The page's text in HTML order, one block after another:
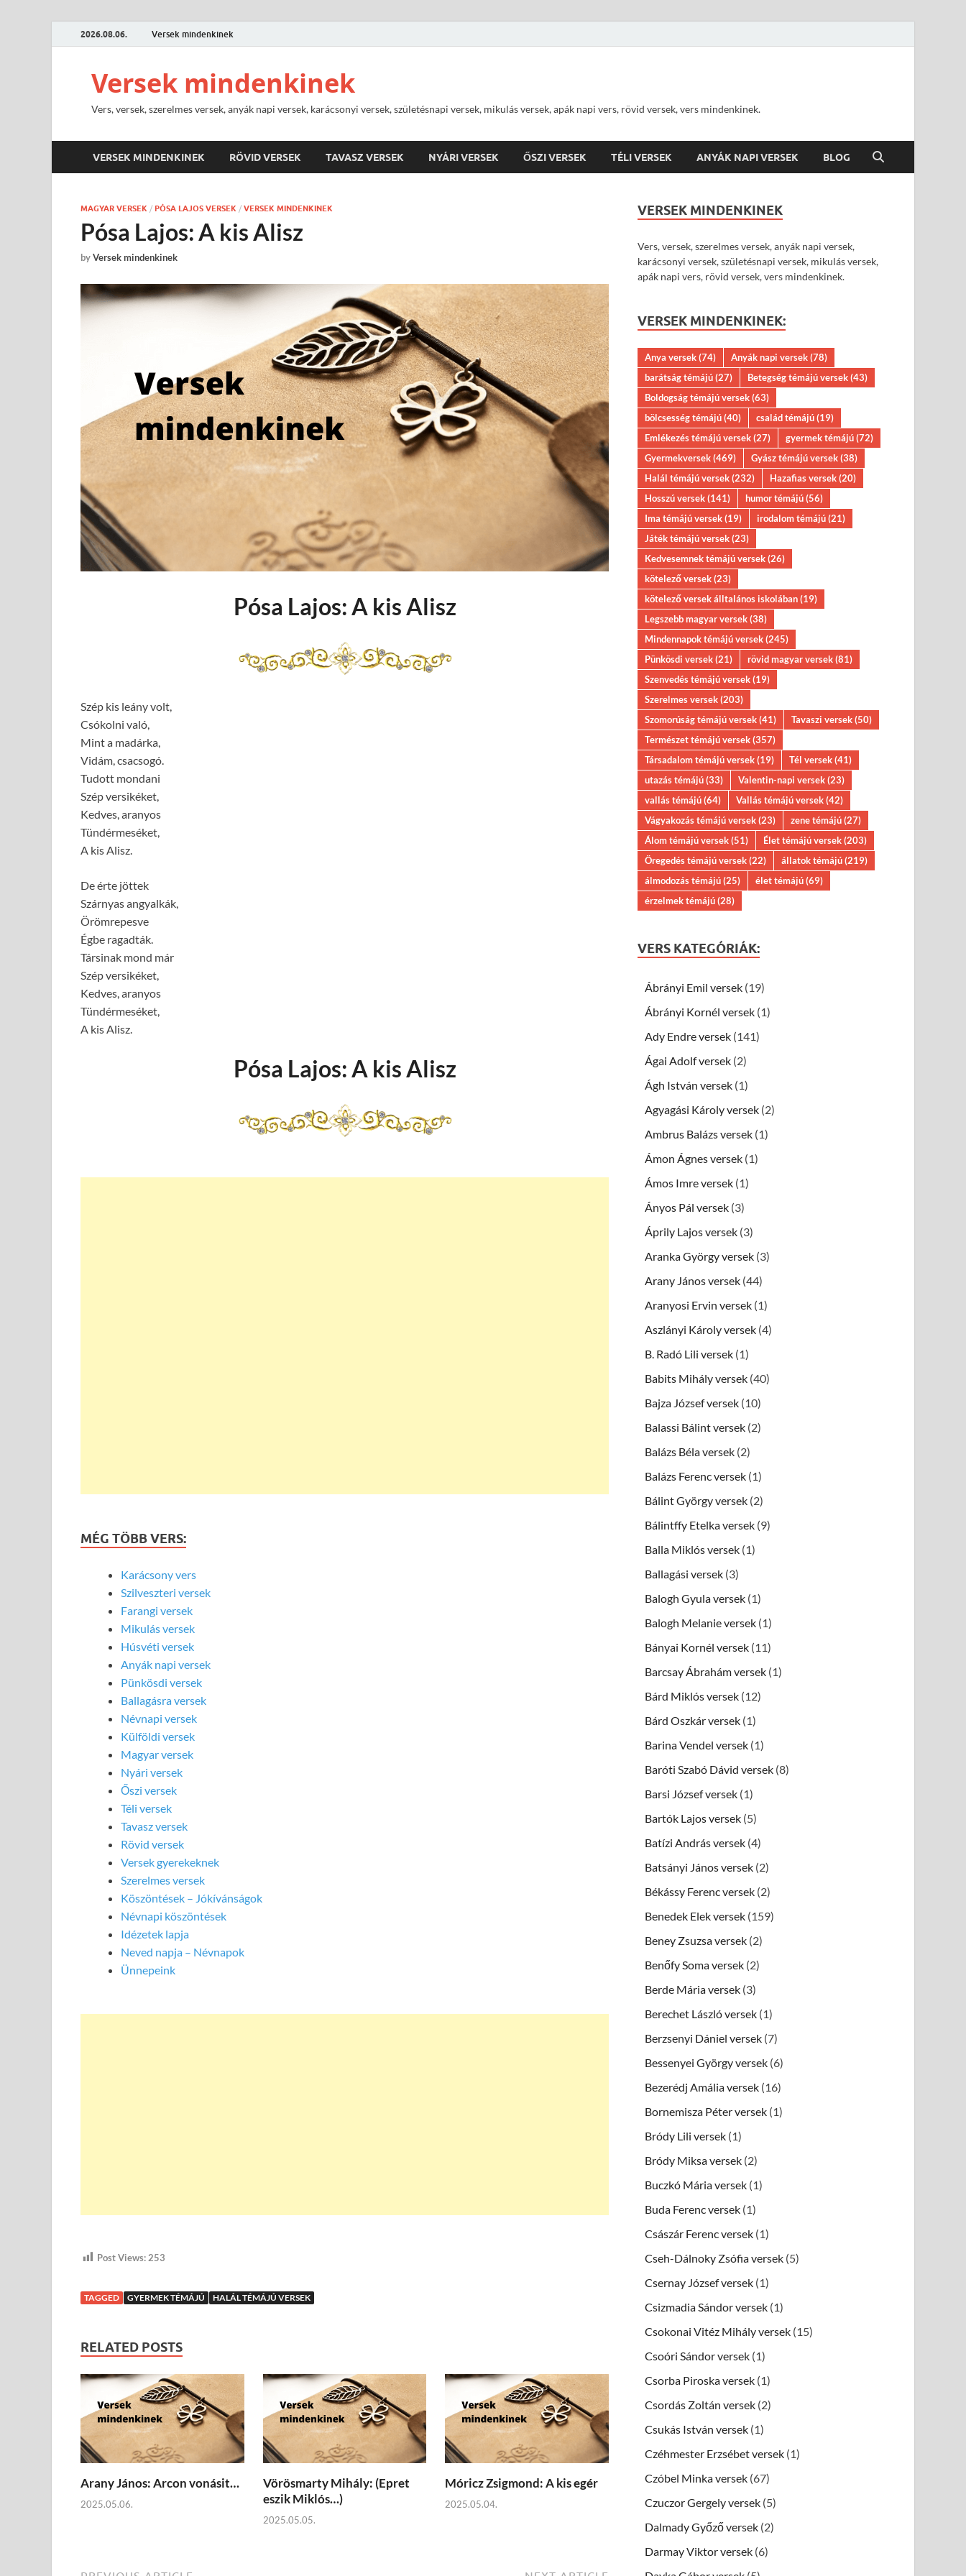
2026.08.06. Versek mindenkinek
Versek mindenkinek
Vers, versek, szerelmes versek, anyák napi versek, karácsonyi versek, születésnapi versek, mikulás versek, apák napi vers, rövid versek, vers mindenkinek.
VERSEK MINDENKINEK RÖVID VERSEK TAVASZ VERSEK NYÁRI VERSEK ŐSZI VERSEK TÉLI VERSEK ANYÁK NAPI VERSEK BLOG
MAGYAR VERSEK / PÓSA LAJOS VERSEK / VERSEK MINDENKINEK
Pósa Lajos: A kis Alisz
byVersek mindenkinek
Pósa Lajos: A kis Alisz
Szép kis leány volt,
Csókolni való,
Mint a madárka,
Vidám, csacsogó.
Tudott mondani
Szép versikéket,
Kedves, aranyos
Tündérmeséket,
A kis Alisz.
De érte jöttek
Szárnyas angyalkák,
Örömrepesve
Égbe ragadták.
Társinak mond már
Szép versikéket,
Kedves, aranyos
Tündérmeséket,
A kis Alisz.
Pósa Lajos: A kis Alisz
MÉG TÖBB VERS:
Karácsony vers
Szilveszteri versek
Farangi versek
Mikulás versek
Húsvéti versek
Anyák napi versek
Pünkösdi versek
Ballagásra versek
Névnapi versek
Külföldi versek
Magyar versek
Nyári versek
Őszi versek
Téli versek
Tavasz versek
Rövid versek
Versek gyerekeknek
Szerelmes versek
Köszöntések – Jókívánságok
Névnapi köszöntések
Idézetek lapja
Neved napja – Névnapok
Ünnepeink
Post Views: 253
TAGGED GYERMEK TÉMÁJÚ HALÁL TÉMÁJÚ VERSEK
RELATED POSTS
Arany János: Arcon vonásit…
2025.05.06.
Vörösmarty Mihály: (Epret
eszik Miklós…)
2025.05.05.
Móricz Zsigmond: A kis egér
2025.05.04.
VERSEK MINDENKINEK
Vers, versek, szerelmes versek, anyák napi versek,
karácsonyi versek, születésnapi versek, mikulás versek,
apák napi vers, rövid versek, vers mindenkinek.
VERSEK MINDENKINEK:
Anya versek(74) Anyák napi versek(78)
barátság témájú(27) Betegség témájú versek(43)
Boldogság témájú versek(63)
bölcsesség témájú(40) család témájú(19)
Emlékezés témájú versek(27) gyermek témájú(72)
Gyermekversek(469) Gyász témájú versek(38)
Halál témájú versek(232) Hazafias versek(20)
Hosszú versek(141) humor témájú(56)
Ima témájú versek(19) irodalom témájú(21)
Játék témájú versek(23)
Kedvesemnek témájú versek(26)
kötelező versek(23)
kötelező versek álltalános iskolában(19)
Legszebb magyar versek(38)
Mindennapok témájú versek(245)
Pünkösdi versek(21) rövid magyar versek(81)
Szenvedés témájú versek(19)
Szerelmes versek(203)
Szomorúság témájú versek(41) Tavaszi versek(50)
Természet témájú versek(357)
Társadalom témájú versek(19) Tél versek(41)
utazás témájú(33) Valentin-napi versek(23)
vallás témájú(64) Vallás témájú versek(42)
Vágyakozás témájú versek(23) zene témájú(27)
Álom témájú versek(51) Élet témájú versek(203)
Öregedés témájú versek(22) állatok témájú(219)
álmodozás témájú(25) élet témájú(69)
érzelmek témájú(28)
VERS KATEGÓRIÁK:
Ábrányi Emil versek (19)
Ábrányi Kornél versek (1)
Ady Endre versek (141)
Ágai Adolf versek (2)
Ágh István versek (1)
Agyagási Károly versek (2)
Ambrus Balázs versek (1)
Ámon Ágnes versek (1)
Ámos Imre versek (1)
Ányos Pál versek (3)
Áprily Lajos versek (3)
Aranka György versek (3)
Arany János versek (44)
Aranyosi Ervin versek (1)
Aszlányi Károly versek (4)
B. Radó Lili versek (1)
Babits Mihály versek (40)
Bajza József versek (10)
Balassi Bálint versek (2)
Balázs Béla versek (2)
Balázs Ferenc versek (1)
Bálint György versek (2)
Bálintffy Etelka versek (9)
Balla Miklós versek (1)
Ballagási versek (3)
Balogh Gyula versek (1)
Balogh Melanie versek (1)
Bányai Kornél versek (11)
Barcsay Ábrahám versek (1)
Bárd Miklós versek (12)
Bárd Oszkár versek (1)
Barina Vendel versek (1)
Baróti Szabó Dávid versek (8)
Barsi József versek (1)
Bartók Lajos versek (5)
Batízi András versek (4)
Batsányi János versek (2)
Békássy Ferenc versek (2)
Benedek Elek versek (159)
Beney Zsuzsa versek (2)
Benőfy Soma versek (2)
Berde Mária versek (3)
Berechet László versek (1)
Berzsenyi Dániel versek (7)
Bessenyei György versek (6)
Bezerédj Amália versek (16)
Bornemisza Péter versek (1)
Bródy Lili versek (1)
Bródy Miksa versek (2)
Buczkó Mária versek (1)
Buda Ferenc versek (1)
Császár Ferenc versek (1)
Cseh-Dálnoky Zsófia versek (5)
Csernay József versek (1)
Csizmadia Sándor versek (1)
Csokonai Vitéz Mihály versek (15)
Csoóri Sándor versek (1)
Csorba Piroska versek (1)
Csordás Zoltán versek (2)
Csukás István versek (1)
Czéhmester Erzsébet versek (1)
Czóbel Minka versek (67)
Czuczor Gergely versek (5)
Dalmady Győző versek (2)
Darmay Viktor versek (6)